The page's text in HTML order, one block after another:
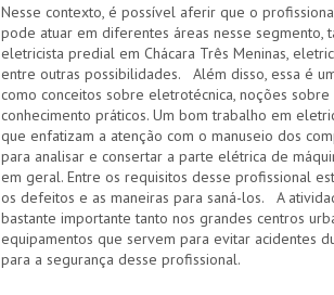
Nesse contexto, é possível aferir que o
pode atuar em diferentes áreas nesse segmento,
eletricista predial em Chácara Três Meninas,
entre outras possibilidades. Além disso, essa é
como conceitos sobre eletrotécnica, noções
conhecimento práticos. Um bom trabalho em
que enfatizam a atenção com o manuseio dos
para analisar e consertar a parte elétrica de
em geral. Entre os requisitos desse profissional
os defeitos e as maneiras para saná-los. A
bastante importante tanto nos grandes centros
equipamentos que servem para evitar acidentes
para a segurança desse profissional.